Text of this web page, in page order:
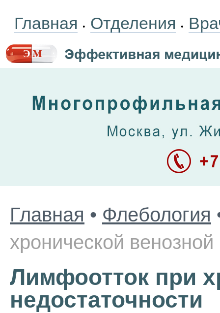
Главная • Отделения •
Главная • Флебология
хронической венозной
Лимфоотток при
недостаточности